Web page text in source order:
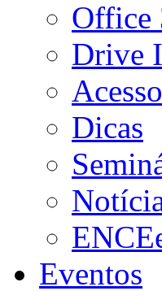
Office
Drive
Dicas
Eventos